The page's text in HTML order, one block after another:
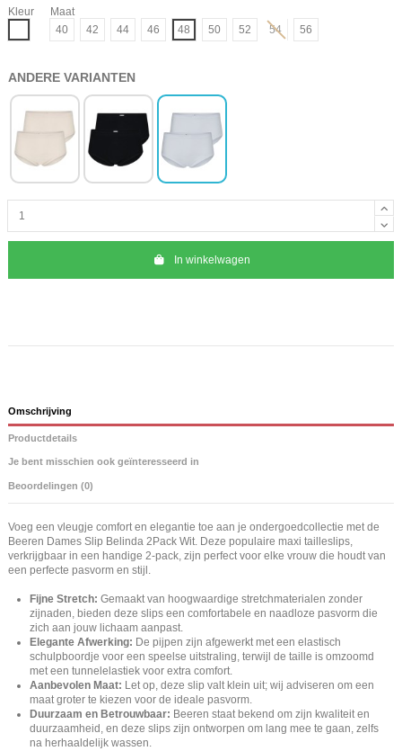
Kleur
Maat
40
42 44 46 48 50 52 54 56
ANDERE VARIANTEN
In winkelwagen
Omschrijving
Productdetails
Je bent misschien ook geïnteresseerd in
Beoordelingen (0)
Voeg een vleugje comfort en elegantie toe aan je ondergoedcollectie met de
Beeren Dames Slip Belinda 2Pack Wit. Deze populaire maxi tailleslips,
verkrijgbaar in een handige 2-pack, zijn perfect voor elke vrouw die houdt van
een perfecte pasvorm en stijl.
Fijne Stretch: Gemaakt van hoogwaardige stretchmaterialen zonder
zijnaden, bieden deze slips een comfortabele en naadloze pasvorm die
zich aan jouw lichaam aanpast.
Elegante Afwerking: De pijpen zijn afgewerkt met een elastisch
schulpboordje voor een speelse uitstraling, terwijl de taille is omzoomd
met een tunnelelastiek voor extra comfort.
Aanbevolen Maat: Let op, deze slip valt klein uit; wij adviseren om een
maat groter te kiezen voor de ideale pasvorm.
Duurzaam en Betrouwbaar: Beeren staat bekend om zijn kwaliteit en
duurzaamheid, en deze slips zijn ontworpen om lang mee te gaan, zelfs
na herhaaldelijk wassen.